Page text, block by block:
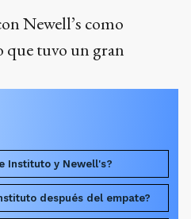
Newell’s como
tuvo un gran
Instituto y Newell's?
después del empate?